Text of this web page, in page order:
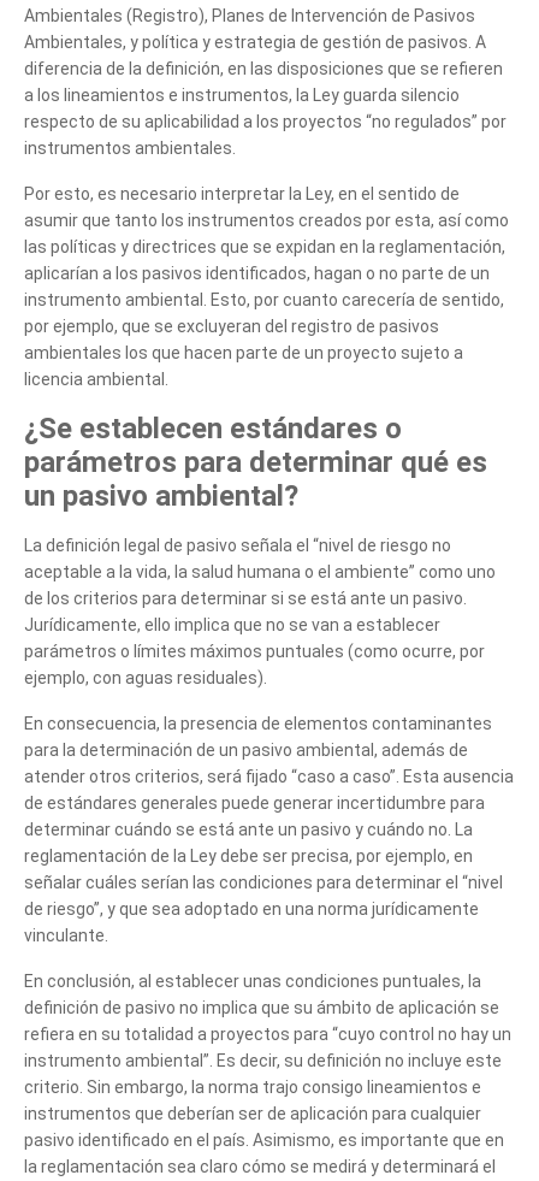
Cuéntanos, ¿Cómo
te podemos ayudar?
Ambientales (Registro), Planes de Intervención de Pasivos
Ambientales, y política y estrategia de gestión de pasivos. A
diferencia de la definición, en las disposiciones que se refieren
a los lineamientos e instrumentos, la Ley guarda silencio
respecto de su aplicabilidad a los proyectos “no regulados” por
instrumentos ambientales.
Por esto, es necesario interpretar la Ley, en el sentido de
asumir que tanto los instrumentos creados por esta, así como
las políticas y directrices que se expidan en la reglamentación,
aplicarían a los pasivos identificados, hagan o no parte de un
instrumento ambiental. Esto, por cuanto carecería de sentido,
por ejemplo, que se excluyeran del registro de pasivos
ambientales los que hacen parte de un proyecto sujeto a
licencia ambiental.
¿Se establecen estándares o
parámetros para determinar qué es
un pasivo ambiental?
La definición legal de pasivo señala el “nivel de riesgo no
aceptable a la vida, la salud humana o el ambiente” como uno
de los criterios para determinar si se está ante un pasivo.
Jurídicamente, ello implica que no se van a establecer
parámetros o límites máximos puntuales (como ocurre, por
ejemplo, con aguas residuales).
En consecuencia, la presencia de elementos contaminantes
para la determinación de un pasivo ambiental, además de
atender otros criterios, será fijado “caso a caso”. Esta ausencia
de estándares generales puede generar incertidumbre para
determinar cuándo se está ante un pasivo y cuándo no. La
reglamentación de la Ley debe ser precisa, por ejemplo, en
señalar cuáles serían las condiciones para determinar el “nivel
de riesgo”, y que sea adoptado en una norma jurídicamente
vinculante.
En conclusión, al establecer unas condiciones puntuales, la
definición de pasivo no implica que su ámbito de aplicación se
refiera en su totalidad a proyectos para “cuyo control no hay un
instrumento ambiental”. Es decir, su definición no incluye este
criterio. Sin embargo, la norma trajo consigo lineamientos e
instrumentos que deberían ser de aplicación para cualquier
pasivo identificado en el país. Asimismo, es importante que en
la reglamentación sea claro cómo se medirá y determinará el